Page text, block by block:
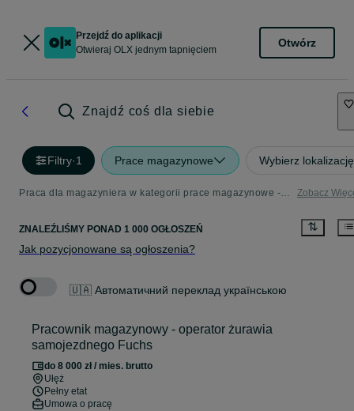
Przejdź do aplikacji
Otwieraj OLX jednym tapnięciem
Otwórz
Znajdź coś dla siebie
Filtry·1 Prace magazynowe Wybierz lokalizację
Praca dla magazyniera w kategorii prace magazynowe - przeglądaj aktualne oferty pracy Zobacz
ZNALEŹLIŚMY PONAD 1 000 OGŁOSZEŃ
Jak pozycjonowane są ogłoszenia?
🇺🇦 Автоматичний переклад українською
Pracownik magazynowy - operator żurawia
samojezdnego Fuchs
do 8 000 zł / mies. brutto
Ułęż
Pełny etat
Umowa o pracę